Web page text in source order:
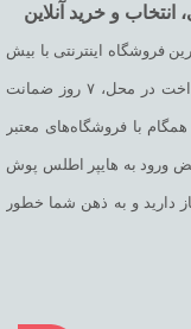
و خرید آنلاین
فروشگاه اینترنتی با بیش
از یک دهه تجربه، با پایبندی به سه اصل کلیدی، پرداخت در محل، ۷ روز ضمانت
با فروشگاه‌های معتبر
ورود به هایپر اطلس پوش
دارید و به ذهن شما خطور